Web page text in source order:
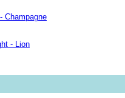
Champagne
- Lion